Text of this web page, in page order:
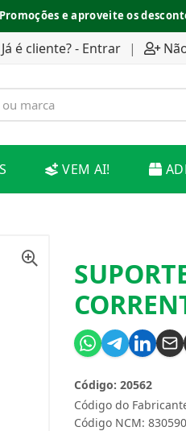
e aproveite os
Já é cliente? - Entrar |
VEM AI!
Código do
Código: 20562
Código NCM: